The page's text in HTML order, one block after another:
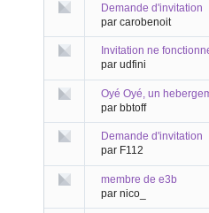
Demande d'invitation
par carobenoit
Invitation ne
par udfini
Oyé Oyé, un
par bbtoff
Demande d'invitation
par F112
membre de e3b
par nico_